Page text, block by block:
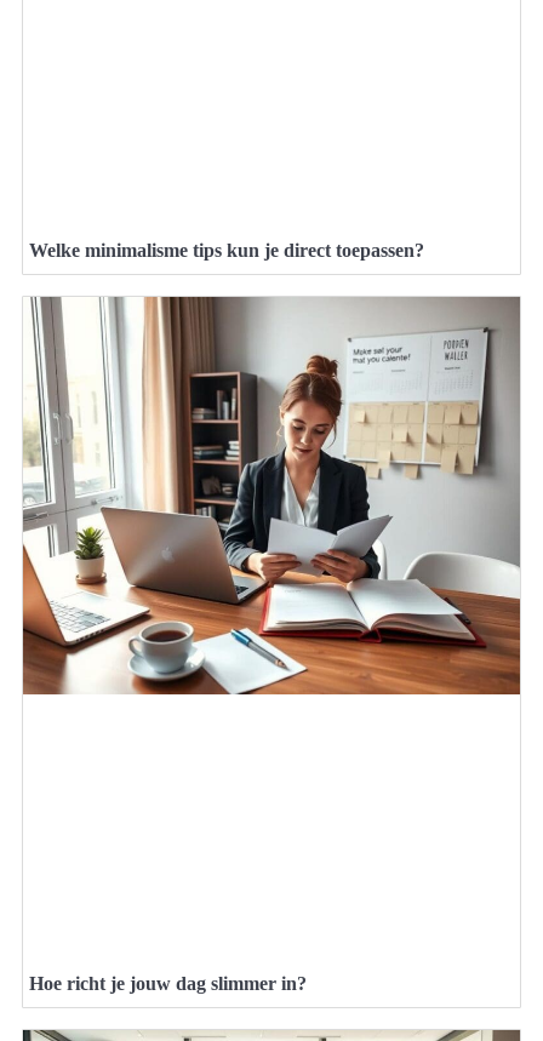
Welke minimalisme tips kun je direct toepassen?
Hoe richt je jouw dag slimmer in?